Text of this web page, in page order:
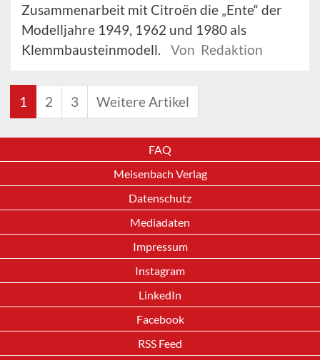
Zusammenarbeit mit Citroën die „Ente“ der
Modelljahre 1949, 1962 und 1980 als
Klemmbausteinmodell.
Von Redaktion
1 2 3 Weitere Artikel
FAQ
Meisenbach Verlag
Datenschutz
Mediadaten
Impressum
Instagram
LinkedIn
Facebook
RSS Feed